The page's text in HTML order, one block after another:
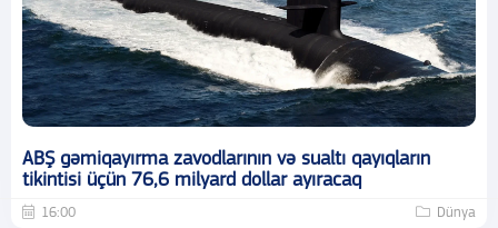
ABŞ gəmiqayırma zavodlarının və sualtı qayıqların
tikintisi üçün 76,6 milyard dollar ayıracaq
16:00 Dünya